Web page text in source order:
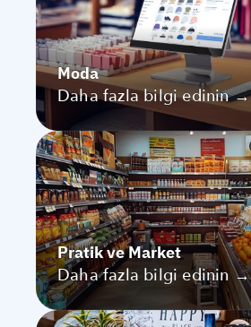
Moda
Daha fazla bilgi edinin →
Pratik ve Market
Daha fazla bilgi edinin →